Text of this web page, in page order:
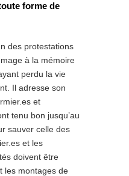
forme de
des protestations
à la mémoire
perdu la vie
Il adresse son
et
tenu bon jusqu’au
sauver celle des
et les
doivent être
les montages de